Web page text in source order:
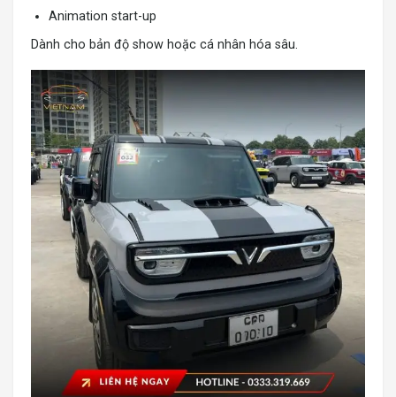
Animation start-up
Dành cho bản độ show hoặc cá nhân hóa sâu.